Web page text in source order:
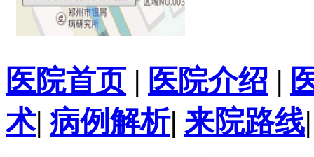
医院首页| 医院介绍 |
术| 病例解析| 来院路线